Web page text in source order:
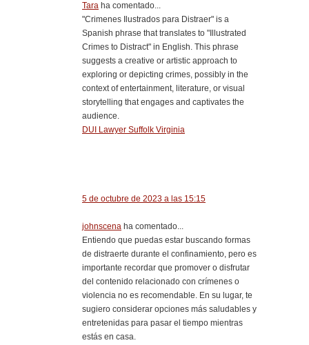
Tara ha comentado...
"Crimenes Ilustrados para Distraer" is a
Spanish phrase that translates to "Illustrated
Crimes to Distract" in English. This phrase
suggests a creative or artistic approach to
exploring or depicting crimes, possibly in the
context of entertainment, literature, or visual
storytelling that engages and captivates the
audience.
DUI Lawyer Suffolk Virginia
5 de octubre de 2023 a las 15:15
johnscena ha comentado...
Entiendo que puedas estar buscando formas
de distraerte durante el confinamiento, pero es
importante recordar que promover o disfrutar
del contenido relacionado con crímenes o
violencia no es recomendable. En su lugar, te
sugiero considerar opciones más saludables y
entretenidas para pasar el tiempo mientras
estás en casa.